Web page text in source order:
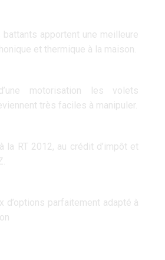
battants apportent une meilleure
et thermique à la maison.
motorisation les volets
très faciles à manipuler.
la RT 2012, au crédit d’impôt et
d’options parfaitement adapté à